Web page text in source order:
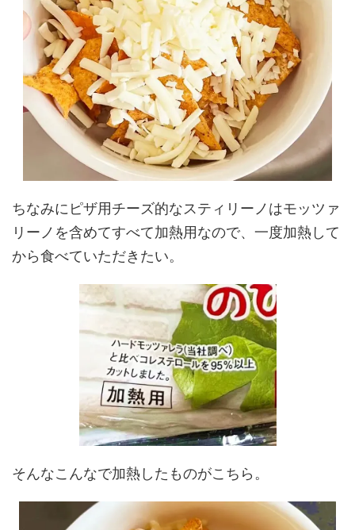
ちなみにピザ用チーズ的なスティリーノはモッツァ
リーノを含めてすべて加熱用なので、一度加熱して
から食べていただきたい。
そんなこんなで加熱したものがこちら。